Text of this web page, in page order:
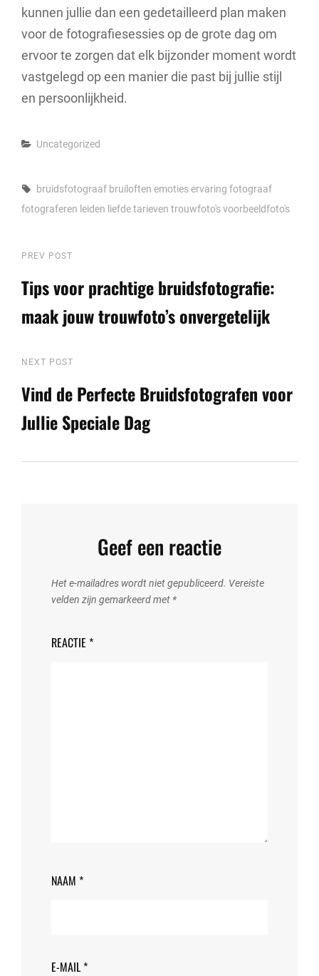
kunnen jullie dan een gedetailleerd plan maken
voor de fotografiesessies op de grote dag om
ervoor te zorgen dat elk bijzonder moment wordt
vastgelegd op een manier die past bij jullie stijl
en persoonlijkheid.
Categories
Uncategorized
Tags,
bruidsfotograaf bruiloften emotieservaring fotograaf
fotograferen leiden liefdetarieven trouwfoto'svoorbeeldfoto's
Berichtnavigatie
Previous
Post
PREV POST
Tips voor prachtige bruidsfotografie:
maak jouw trouwfoto’s onvergetelijk
Next
Post
NEXT POST
Vind de Perfecte Bruidsfotografen voor
Jullie Speciale Dag
Geef een reactie
Het e-mailadres wordt niet gepubliceerd. Vereiste
velden zijn gemarkeerd met *
REACTIE *
NAAM *
E-MAIL*